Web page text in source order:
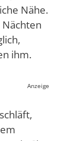
Nähe.
Nächten
ihm.
Anzeige